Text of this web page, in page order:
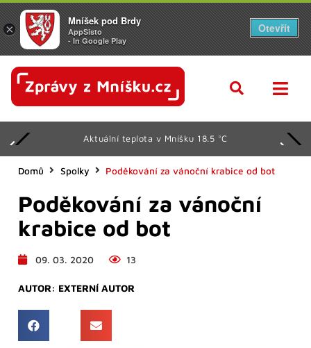
Aktuální teplota v Mníšku 18.5 °C
Domů Spolky Poděkování za vánoční krabice od bot
Poděkování za vánoční
krabice od bot
09. 03. 2020 13
AUTOR: EXTERNÍ AUTOR
×
Mníšek pod Brdy
AppSisto
- In Google Play
Otevřít